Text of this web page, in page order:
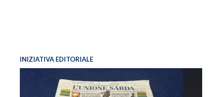
INIZIATIVA EDITORIALE